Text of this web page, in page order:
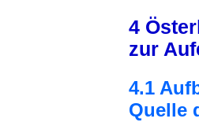
4
zur
4.1
Quelle